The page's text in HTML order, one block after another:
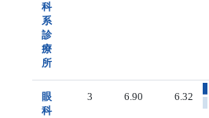
科
系
診
療
所
眼
科
3 6.90 6.32